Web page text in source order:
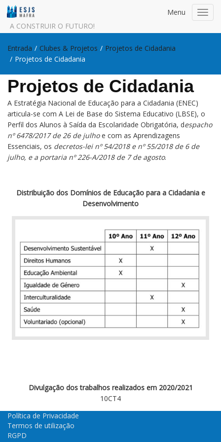
A CONSTRUIR O FUTURO!
Menu
Entrada / Clubes & Projetos / Projetos de Cidadania
/ Projetos de Cidadania
Projetos de Cidadania
A Estratégia Nacional de Educação para a Cidadania (ENEC)
articula-se com A Lei de Base do Sistema Educativo (LBSE), o
Perfil dos Alunos à Saída da Escolaridade Obrigatória, despacho
nº 6478/2017 de 26 de julhoe com as Aprendizagens
Essenciais, os decretos-lei nº 54/2018 e nº 55/2018 de 6 de
julho, e a portaria nº 226-A/2018 de 7 de agosto.
Distribuição dos Domínios de Educação para a Cidadania e
Desenvolvimento
Divulgação dos trabalhos realizados em 2020/2021
10CT4
Política de Privacidade
Termos de utilização
RGPD